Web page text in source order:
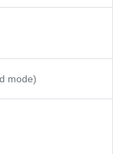
mode)